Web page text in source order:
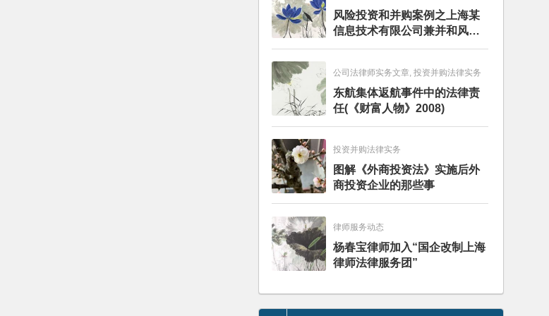
风险投资和并购案例之上海某
信息技术有限公司兼并和风险
投资服务
公司法律师实务文章, 投资并购法律实务
东航集体返航事件中的法律责
任(《财富人物》2008)
投资并购法律实务
图解《外商投资法》实施后外
商投资企业的那些事
律师服务动态
杨春宝律师加入“国企改制上海
律师法律服务团”